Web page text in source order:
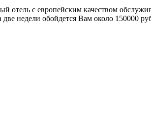
отель с европейским качеством
недели обойдется Вам около 150000